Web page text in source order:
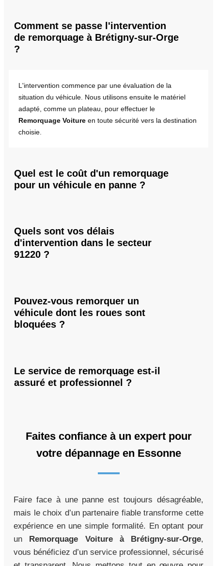
Comment se passe l'intervention
de remorquage à Brétigny-sur-Orge
?
L'intervention commence par une évaluation de la
situation du véhicule. Nous utilisons ensuite le matériel
adapté, comme un plateau, pour effectuer le
Remorquage Voiture en toute sécurité vers la destination
choisie.
Quel est le coût d'un remorquage
pour un véhicule en panne ?
Quels sont vos délais
d'intervention dans le secteur
91220 ?
Pouvez-vous remorquer un
véhicule dont les roues sont
bloquées ?
Le service de remorquage est-il
assuré et professionnel ?
Faites confiance à un expert pour
votre dépannage en Essonne
Faire face à une panne est toujours désagréable,
mais le choix d’un partenaire fiable transforme cette
expérience en une simple formalité. En optant pour
un Remorquage Voiture à Brétigny-sur-Orge,
vous bénéficiez d’un service professionnel, sécurisé